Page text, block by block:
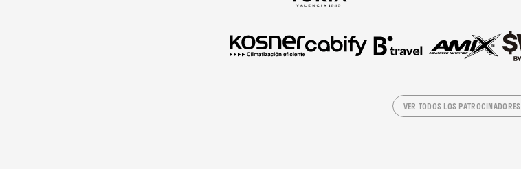
VER TODOS LOS PATROCINADORES